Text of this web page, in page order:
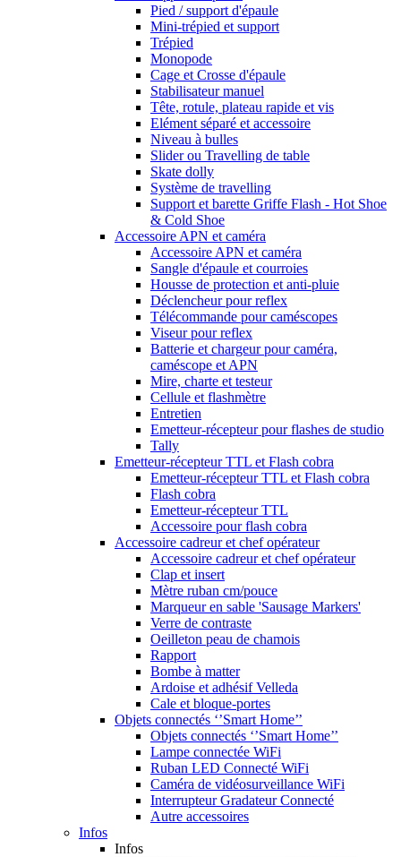
Pied / support d'épaule
Mini-trépied et support
Trépied
Monopode
Cage et Crosse d'épaule
Stabilisateur manuel
Tête, rotule, plateau rapide et vis
Elément séparé et accessoire
Niveau à bulles
Slider ou Travelling de table
Skate dolly
Système de travelling
Support et barette Griffe Flash - Hot Shoe
& Cold Shoe
Accessoire APN et caméra
Accessoire APN et caméra
Sangle d'épaule et courroies
Housse de protection et anti-pluie
Déclencheur pour reflex
Télécommande pour caméscopes
Viseur pour reflex
Batterie et chargeur pour caméra,
caméscope et APN
Mire, charte et testeur
Cellule et flashmètre
Entretien
Emetteur-récepteur pour flashes de studio
Tally
Emetteur-récepteur TTL et Flash cobra
Emetteur-récepteur TTL et Flash cobra
Flash cobra
Emetteur-récepteur TTL
Accessoire pour flash cobra
Accessoire cadreur et chef opérateur
Accessoire cadreur et chef opérateur
Clap et insert
Mètre ruban cm/pouce
Marqueur en sable 'Sausage Markers'
Verre de contraste
Oeilleton peau de chamois
Rapport
Bombe à matter
Ardoise et adhésif Velleda
Cale et bloque-portes
Objets connectés ‘’Smart Home’’
Objets connectés ‘’Smart Home’’
Lampe connectée WiFi
Ruban LED Connecté WiFi
Caméra de vidéosurveillance WiFi
Interrupteur Gradateur Connecté
Autre accessoires
Infos
Infos